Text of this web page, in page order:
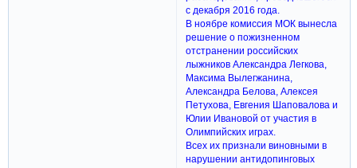
с декабря 2016 года.
В ноябре комиссия МОК вынесла
решение о пожизненном
отстранении российских
лыжников Александра Легкова,
Максима Вылегжанина,
Александра Белова, Алексея
Петухова, Евгения Шаповалова и
Юлии Ивановой от участия в
Олимпийских играх.
Всех их признали виновными в
нарушении антидопинговых